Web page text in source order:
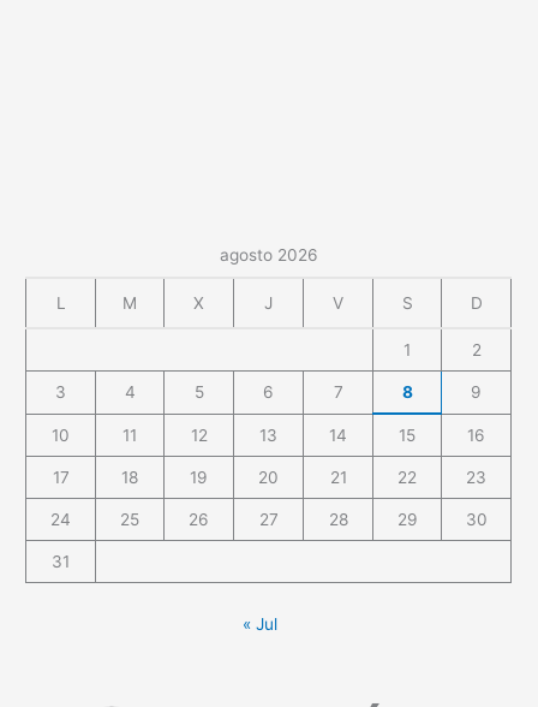
agosto 2026
L M X J V S D
1 2
3 4 5 6 7 8 9
10 11 12 13 14 15 16
17 18 19 20 21 22 23
24 25 26 27 28 29 30
31
« Jul